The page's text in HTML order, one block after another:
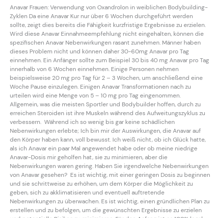
Anavar Frauen: Verwendung von Oxandrolon in weiblichen Bodybuilding-
Zyklen Da eine Anavar Kur nur über 6 Wochen durchgeführt werden
sollte, zeigt dies bereits die Fähigkeit kurzfristige Ergebnisse zu erzielen.
Wird diese Anavar Einnahmeempfehlung nicht eingehalten, können die
spezifischen Anavar Nebenwirkungen rasant zunehmen. Männer haben
dieses Problem nicht und können daher 30-60mg Anavar pro Tag
einnehmen. Ein Anfänger sollte zum Beispiel 30 bis 40 mg Anavar pro Tag
innerhalb von 6 Wochen einnehmen. Einige Personen nehmen
beispielsweise 20 mg pro Tag für 2 – 3 Wochen, um anschließend eine
Woche Pause einzulegen. Einigen Anavar Transformationen nach zu
urteilen wird eine Menge von 5 – 10 mg pro Tag eingenommen.
Allgemein, was die meisten Sportler und Bodybuilder hoffen, durch zu
erreichen Steroiden ist ihre Muskeln während des Aufweitungszyklus zu
verbessern. Während ich so wenig bis gar keine schädlichen
Nebenwirkungen erlebte; Ich bin mir der Auswirkungen, die Anavar auf
den Körper haben kann, voll bewusst. Ich weiß nicht, ob ich Glück hatte,
als ich Anavar ein paar Mal angewendet habe oder ob meine niedrige
Anavar-Dosis mir geholfen hat, sie zu minimieren, aber die
Nebenwirkungen waren gering. Haben Sie irgendwelche Nebenwirkungen
von Anavar gesehen? Es ist wichtig, mit einer geringen Dosis zu beginnen
und sie schrittweise zu erhöhen, um dem Körper die Möglichkeit zu
geben, sich zu akklimatisieren und eventuell auftretende
Nebenwirkungen zu überwachen. Es ist wichtig, einen gründlichen Plan zu
erstellen und zu befolgen, um die gewünschten Ergebnisse zu erzielen